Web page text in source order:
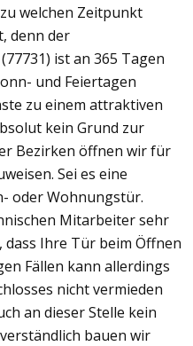
welchen Zeitpunkt
denn der
ist an 365 Tagen
und Feiertagen
zu einem attraktiven
kein Grund zur
Bezirken öffnen wir für
Sei es eine
oder Wohnungstür.
Mitarbeiter sehr
Ihre Tür beim Öffnen
Fällen kann allerdings
nicht vermieden
an dieser Stelle kein
bauen wir